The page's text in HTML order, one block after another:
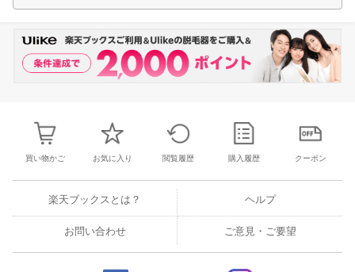
買い物かご お気に入り 閲覧履歴 購入履歴 クーポン
楽天ブックスとは？ ヘルプ
お問い合わせ ご意見・ご要望